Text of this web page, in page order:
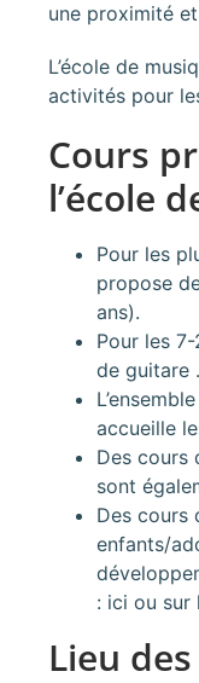
une proximité
L’école de
activités pour
Cours
l’école
Pour les
propose
ans).
Pour les
de guitare .
accueille
Des cours
sont
Des cours
enfants/
: ici ou sur
Lieu